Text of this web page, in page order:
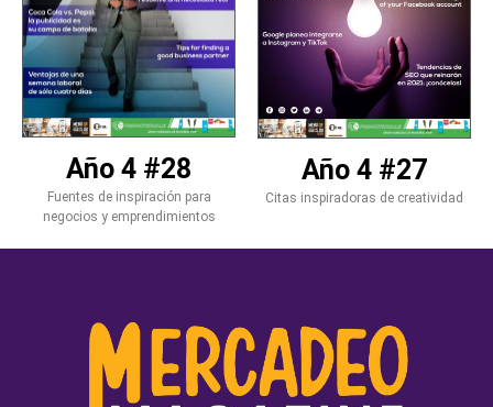
Año 4 #28
Fuentes de inspiración para
negocios y emprendimientos
Año 4 #27
Citas inspiradoras de creatividad